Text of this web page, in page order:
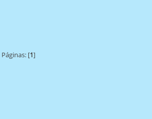
Páginas: [1]